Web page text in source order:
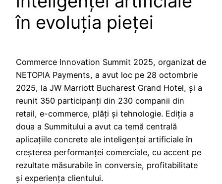
în evoluția pieței
Commerce Innovation Summit 2025, organizat de
NETOPIA Payments, a avut loc pe 28 octombrie
2025, la JW Marriott Bucharest Grand Hotel, și a
reunit 350 participanți din 230 companii din
retail, e-commerce, plăți și tehnologie. Ediția a
doua a Summitului a avut ca temă centrală
aplicațiile concrete ale inteligenței artificiale în
creșterea performanței comerciale, cu accent pe
rezultate măsurabile în conversie, profitabilitate
și experiența clientului.